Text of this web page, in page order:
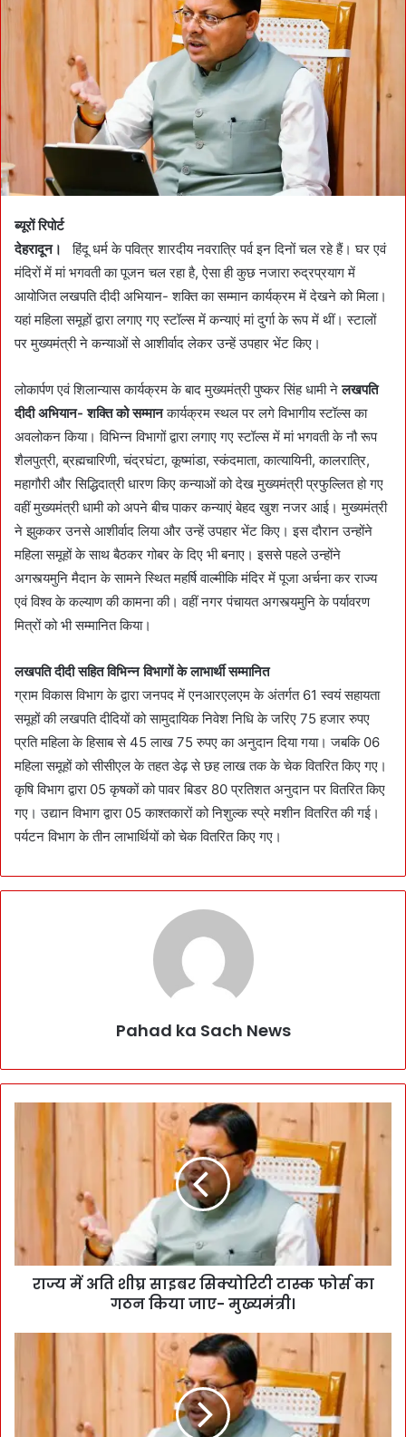
m
l
ब्यूरों रिपोर्ट
देहरादून।
हिंदू धर्म के पवित्र शारदीय नवरात्रि पर्व इन दिनों चल रहे हैं। घर एवं
मंदिरों में मां भगवती का पूजन चल रहा है, ऐसा ही कुछ नजारा रुद्रप्रयाग में
आयोजित लखपति दीदी अभियान- शक्ति का सम्मान कार्यक्रम में देखने को मिला।
यहां महिला समूहों द्वारा लगाए गए स्टॉल्स में कन्याएं मां दुर्गा के रूप में थीं। स्टालों
पर मुख्यमंत्री ने कन्याओं से आशीर्वाद लेकर उन्हें उपहार भेंट किए।
लोकार्पण एवं शिलान्यास कार्यक्रम के बाद मुख्यमंत्री पुष्कर सिंह धामी नेलखपति
दीदी अभियान- शक्ति को सम्मानकार्यक्रम स्थल पर लगे विभागीय स्टॉल्स का
अवलोकन किया। विभिन्न विभागों द्वारा लगाए गए स्टॉल्स में मां भगवती के नौ रूप
शैलपुत्री, ब्रह्मचारिणी, चंद्रघंटा, कूष्मांडा, स्कंदमाता, कात्यायिनी, कालरात्रि,
महागौरी और सिद्धिदात्री धारण किए कन्याओं को देख मुख्यमंत्री प्रफुल्लित हो गए
वहीं मुख्यमंत्री धामी को अपने बीच पाकर कन्याएं बेहद खुश नजर आई। मुख्यमंत्री
ने झुककर उनसे आशीर्वाद लिया और उन्हें उपहार भेंट किए। इस दौरान उन्होंने
महिला समूहों के साथ बैठकर गोबर के दिए भी बनाए। इससे पहले उन्होंने
अगस्त्यमुनि मैदान के सामने स्थित महर्षि वाल्मीकि मंदिर में पूजा अर्चना कर राज्य
एवं विश्व के कल्याण की कामना की। वहीं नगर पंचायत अगस्त्यमुनि के पर्यावरण
मित्रों को भी सम्मानित किया।
लखपति दीदी सहित विभिन्न विभागों के लाभार्थी सम्मानित
ग्राम विकास विभाग के द्वारा जनपद में एनआरएलएम के अंतर्गत 61 स्वयं सहायता
समूहों की लखपति दीदियों को सामुदायिक निवेश निधि के जरिए 75 हजार रुपए
प्रति महिला के हिसाब से 45 लाख 75 रुपए का अनुदान दिया गया। जबकि 06
महिला समूहों को सीसीएल के तहत डेढ़ से छह लाख तक के चेक वितरित किए गए।
कृषि विभाग द्वारा 05 कृषकों को पावर बिडर 80 प्रतिशत अनुदान पर वितरित किए
गए। उद्यान विभाग द्वारा 05 काश्तकारों को निशुल्क स्प्रे मशीन वितरित की गई।
पर्यटन विभाग के तीन लाभार्थियों को चेक वितरित किए गए।
Pahad ka Sach News
राज्य में अति शीघ्र साइबर सिक्योरिटी टास्क फोर्स का
गठन किया जाए- मुख्यमंत्री।